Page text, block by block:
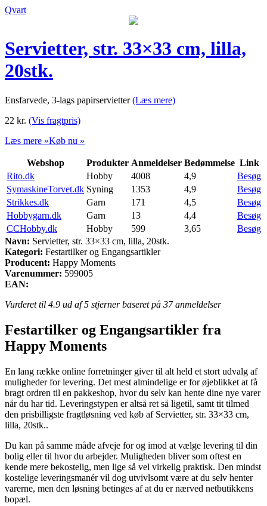
Qvart
Servietter, str. 33×33 cm, lilla,
20stk.
Ensfarvede, 3-lags papirservietter(Læs mere)
22 kr. (Vis fragtpris)
Læs mere »Køb nu »
Webshop Produkter Anmeldelser Bedømmelse Link
Rito.dk
Hobby 4008 4,9
Besøg
SymaskineTorvet.dk Syning 1353 4,9
Besøg
Strikkes.dk
Garn 171 4,5
Besøg
Hobbygarn.dk
Garn 13 4,4
Besøg
CCHobby.dk
Hobby 599 3,65
Besøg
Navn: Servietter, str. 33×33 cm, lilla, 20stk.
Kategori: Festartilker og Engangsartikler
Producent: Happy Moments
Varenummer: 599005
EAN:
Vurderet til 4.9 ud af 5 stjerner baseret på 37anmeldelser
Festartilker og Engangsartikler fra
Happy Moments
En lang række online forretninger giver til alt held et stort udvalg af
muligheder for levering. Det mest almindelige er for øjeblikket at få
bragt ordren til en pakkeshop, hvor du selv kan hente dine nye varer
når du har tid. Leveringstypen er altså ret så ligetil, samt tit tilmed
den prisbilligste fragtløsning ved køb af Servietter, str. 33×33 cm,
lilla, 20stk..
Du kan på samme måde afveje for og imod at vælge levering til din
bolig eller til hvor du arbejder. Muligheden bliver som oftest en
kende mere bekostelig, men lige så vel virkelig praktisk. Den mindst
kostelige leveringsmanér vil dog utvivlsomt være at du selv henter
varerne, men den løsning betinges af at du er nærved netbutikkens
bopæl.